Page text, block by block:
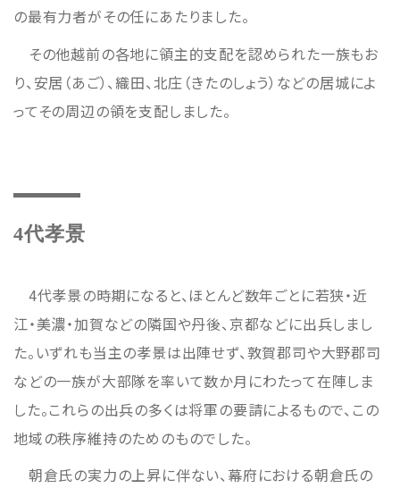
の最有力者がその任にあたりました。
その他越前の各地に領主的支配を認められた一族もお
り、安居（あご）、織田、北庄（きたのしょう）などの居城によ
ってその周辺の領を支配しました。
4代孝景
4代孝景の時期になると、ほとんど数年ごとに若狭・近
江・美濃・加賀などの隣国や丹後、京都などに出兵しまし
た。いずれも当主の孝景は出陣せず、敦賀郡司や大野郡司
などの一族が大部隊を率いて数か月にわたって在陣しま
した。これらの出兵の多くは将軍の要請によるもので、この
地域の秩序維持のためのものでした。
朝倉氏の実力の上昇に伴ない、幕府における朝倉氏の